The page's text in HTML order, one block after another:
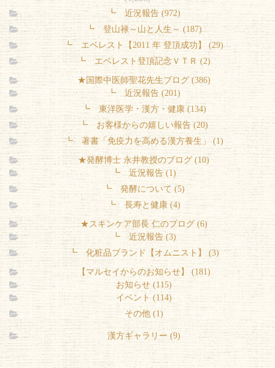
┗ 近況報告 (972)
┗ 登山禄～山と人生～ (187)
┗ エベレスト【2011 年 登頂成功】 (29)
┗ エベレスト登頂記念ＶＴＲ (2)
★国際中医師聖花先生ブログ (386)
┗ 近況報告 (201)
┗ 東洋医学・漢方・健康 (134)
┗ お客様からの嬉しい報告 (20)
┗ 著書「免疫力を高める漢方養生」 (1)
★発酵博士 永井教授のブログ (10)
┗ 近況報告 (1)
┗ 発酵について (5)
┗ 長寿と健康 (4)
★スキンケア部長 仁のブログ (6)
┗ 近況報告 (3)
┗ 化粧品ブランド【オムニスト】 (3)
【マルセイからのお知らせ】 (181)
お知らせ (115)
イベント (114)
その他 (1)
漢方ギャラリー (9)